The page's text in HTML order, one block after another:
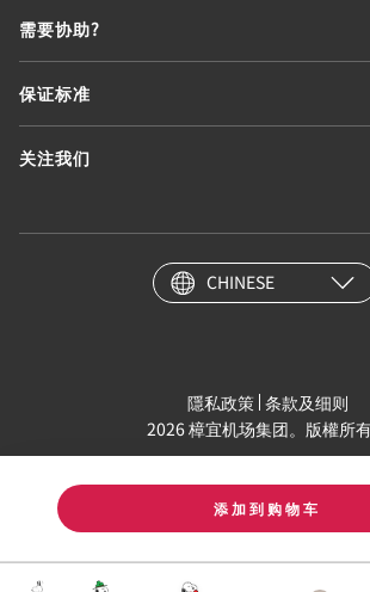
添加到购物车
需要协助?
保证标准
关注我们
CHINESE
隱私政策 条款及细则
2026 樟宜机场集团。版權所有